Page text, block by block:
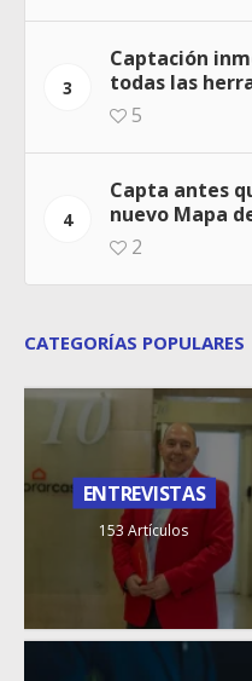
3
Captación
todas las
5
4
Capta antes
nuevo Mapa
2
CATEGORÍAS POPULARES
ENTREVISTAS
153 Artículos